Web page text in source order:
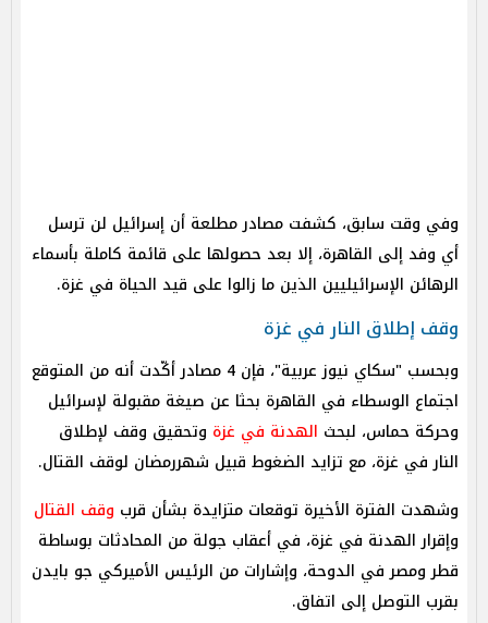
وفي وقت سابق، كشفت مصادر مطلعة أن إسرائيل لن ترسل
أي وفد إلى القاهرة، إلا بعد حصولها على قائمة كاملة بأسماء
الرهائن الإسرائيليين الذين ما زالوا على قيد الحياة في غزة.
وقف إطلاق النار في غزة
وبحسب "سكاي نيوز عربية"، فإن 4 مصادر أكّدت أنه من المتوقع
اجتماع الوسطاء في القاهرة بحثا عن صيغة مقبولة لإسرائيل
وحركة حماس، لبحث الهدنة في غزة وتحقيق وقف لإطلاق
النار في غزة، مع تزايد الضغوط قبيل شهررمضان لوقف القتال.
وشهدت الفترة الأخيرة توقعات متزايدة بشأن قرب وقف القتال
وإقرار الهدنة في غزة، في أعقاب جولة من المحادثات بوساطة
قطر ومصر في الدوحة، وإشارات من الرئيس الأميركي جو بايدن
بقرب التوصل إلى اتفاق.